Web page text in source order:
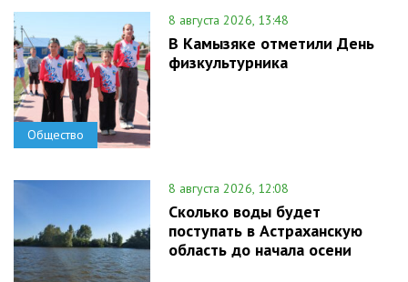
Общество
8 августа 2026, 13:48
В Камызяке отметили День
физкультурника
8 августа 2026, 12:08
Сколько воды будет
поступать в Астраханскую
область до начала осени